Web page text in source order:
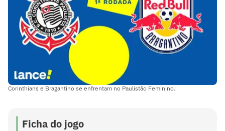
Corinthians e Bragantino se enfrentam no Paulistão Feminino.
Ficha do jogo